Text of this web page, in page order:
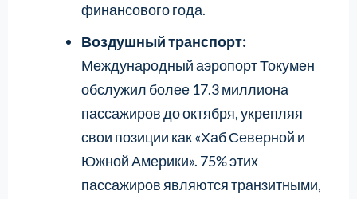
финансового года.
Воздушный транспорт:
Международный аэропорт Токумен
обслужил более 17.3 миллиона
пассажиров до октября, укрепляя
свои позиции как «Хаб Северной и
Южной Америки». 75% этих
пассажиров являются транзитными,